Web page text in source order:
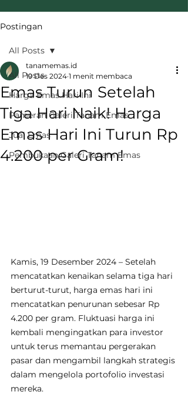
Postingan
All Posts
Harga Emas Hari Ini
Pameran Galeri Tanam Emas
Jual Emas
Pembukaan Galeri Tanam Emas
All Posts
Emas Turun Setelah
Tiga Hari Naik! Harga
Emas Hari Ini Turun Rp
4.200 per Gram!
tanamemas.id
19 Des 2024 1 menit membaca
Kamis, 19 Desember 2024 – Setelah
mencatatkan kenaikan selama tiga hari
berturut-turut, harga emas hari ini
mencatatkan penurunan sebesar Rp
4.200 per gram. Fluktuasi harga ini
kembali mengingatkan para investor
untuk terus memantau pergerakan
pasar dan mengambil langkah strategis
dalam mengelola portofolio investasi
mereka.